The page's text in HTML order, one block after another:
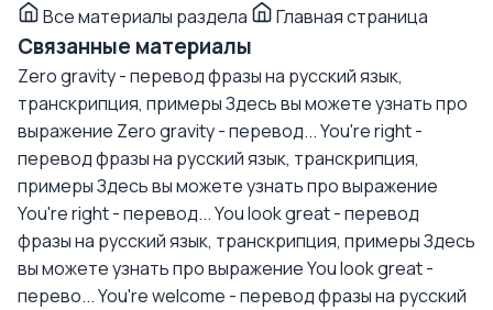
Все материалы раздела Главная страница
Связанные материалы
Zero gravity - перевод фразы на русский язык,
транскрипция, примерыЗдесь вы можете узнать про
выражение Zero gravity - перевод...You're right -
перевод фразы на русский язык, транскрипция,
примерыЗдесь вы можете узнать про выражение
You're right - перевод...You look great - перевод
фразы на русский язык, транскрипция, примерыЗдесь
вы можете узнать про выражение You look great -
перево...You're welcome - перевод фразы на русский